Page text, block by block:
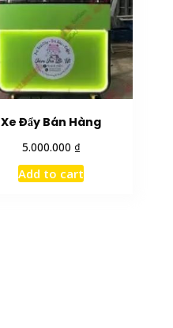
Xe Đẩy Bán Hàng
5.000.000 ₫
Add to cart